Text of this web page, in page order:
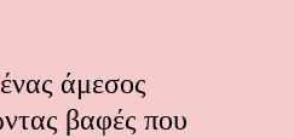
άμεσος
βαφές που